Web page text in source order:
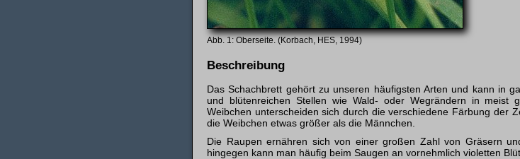
Oberseite. (Korbach, HES, 1994)
Beschreibung
Das Schachbrett gehört zu unseren häufigsten Arten und kann in
und blütenreichen Stellen wie Wald- oder Wegrändern in meist
Weibchen unterscheiden sich durch die verschiedene Färbung der
die Weibchen etwas größer als die Männchen.
Die Raupen ernähren sich von einer großen Zahl von Gräsern
hingegen kann man häufig beim Saugen an vornehmlich violetten